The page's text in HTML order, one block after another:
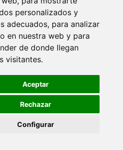
personalizados y
adecuados, para analizar
en nuestra web y para
de donde llegan
visitantes.
Aceptar
Rechazar
Configurar